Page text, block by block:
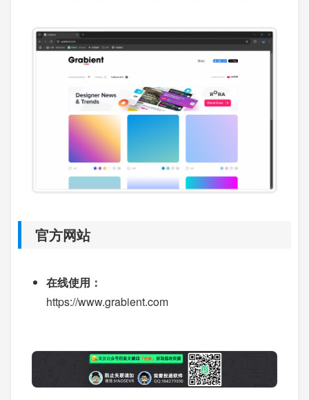
官方网站
在线使用：
https://www.grabient.com